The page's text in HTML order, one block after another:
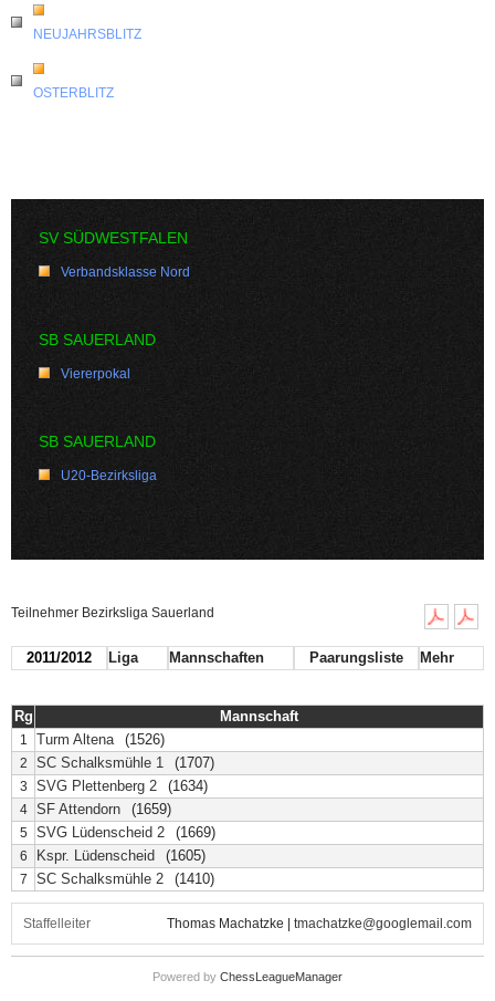
NEUJAHRSBLITZ
OSTERBLITZ
SV SÜDWESTFALEN
Verbandsklasse Nord
SB SAUERLAND
Viererpokal
SB SAUERLAND
U20-Bezirksliga
Teilnehmer Bezirksliga Sauerland
2011/2012 Liga Mannschaften Paarungsliste Mehr
Rg Mannschaft
1 Turm Altena (1526)
2 SC Schalksmühle 1 (1707)
3 SVG Plettenberg 2 (1634)
4 SF Attendorn (1659)
5 SVG Lüdenscheid 2 (1669)
6 Kspr. Lüdenscheid (1605)
7 SC Schalksmühle 2 (1410)
Staffelleiter Thomas Machatzke | tmachatzke@googlemail.com
Powered by ChessLeagueManager